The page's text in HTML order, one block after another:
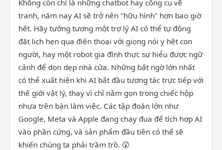
Không còn chỉ là những chatbot hay công cụ vẽ
tranh, năm nay AI sẽ trở nên "hữu hình" hơn bao giờ
hết. Hãy tưởng tượng một trợ lý AI có thể tự động
đặt lịch hẹn qua điện thoại với giọng nói y hệt con
người, hay một robot gia đình thực sự hiểu được ngữ
cảnh để dọn dẹp nhà cửa. Những bất ngờ lớn nhất
có thể xuất hiện khi AI bắt đầu tương tác trực tiếp với
thế giới vật lý, thay vì chỉ nằm gọn trong chiếc hộp
nhựa trên bàn làm việc. Các tập đoàn lớn như
Google, Meta và Apple đang chạy đua để tích hợp AI
vào phần cứng, và sản phẩm đầu tiên có thể sẽ
khiến chúng ta phải trầm trồ. 😲